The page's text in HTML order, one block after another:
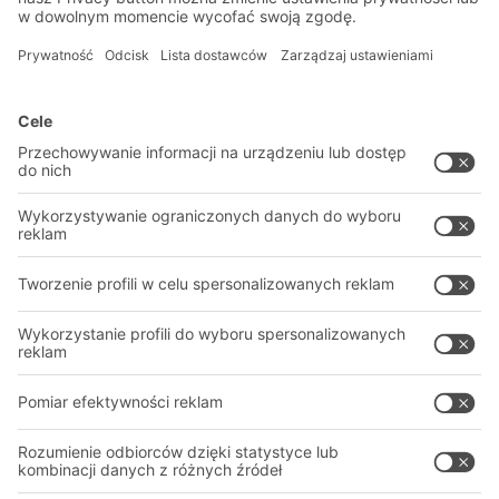
Zapisz się do newslettera
Rozwiązania
Rozwiązania intralogistyczne
Systemy pojemników
Systemy regałów
Nasze usługi
PROFESJONALNY MAGAZYN
SYSTEMY MAGAZYNOWE
Pliki do pobrania
Firma
O firmie
Śledź nas